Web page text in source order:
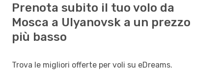
Prenota subito il tuo volo da
Mosca a Ulyanovsk a un prezzo
più basso
Trova le migliori offerte per voli su eDreams.